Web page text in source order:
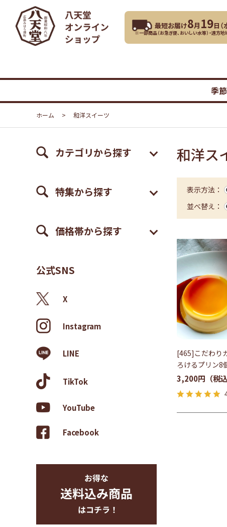
最短お届け8月 19日（
※一部商品（お急ぎ便、おいしい水等）・遠方地
季
ホーム > 和洋スイーツ
カテゴリから探す
特集から探す
価格帯から探す
公式SNS
X
Instagram
LINE
TikTok
YouTube
Facebook
和洋ス
表示方法：
並べ替え：
[465]こだわり
ろけるプリン8
3,200円